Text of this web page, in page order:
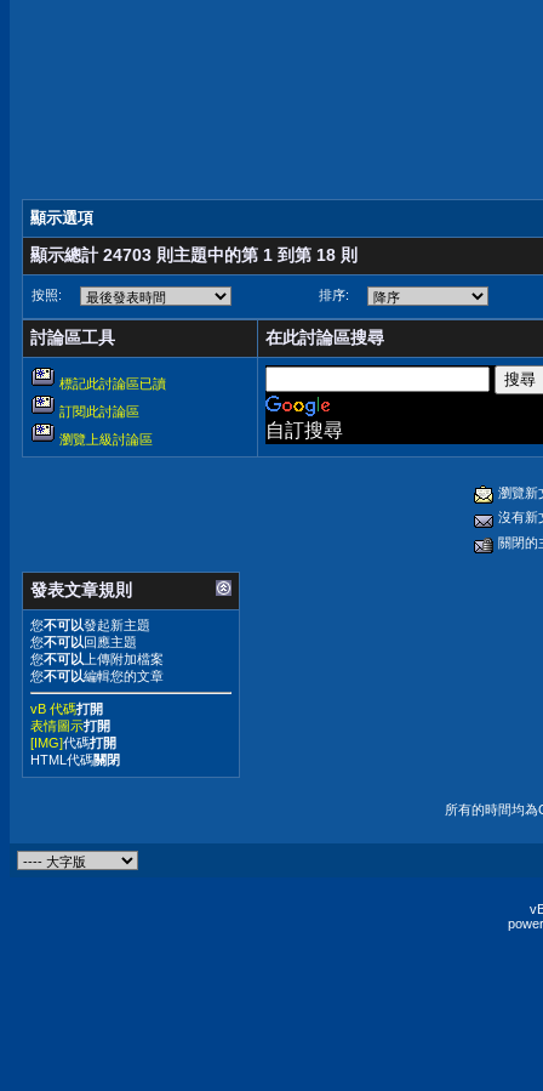
顯示選項
顯示總計 24703 則主題中的第 1 到第 18 則
按照: 排序:
討論區工具 在此討論區搜尋
標記此討論區已讀
訂閱此討論區
瀏覽上級討論區
自訂搜尋
瀏覽新
沒有新
關閉的
發表文章規則
您不可以發起新主題
您不可以回應主題
您不可以 上傳附加檔案
您不可以編輯您的文章
vB 代碼打開
表情圖示打開
[IMG]代碼打開
HTML代碼關閉
所有的時間均為